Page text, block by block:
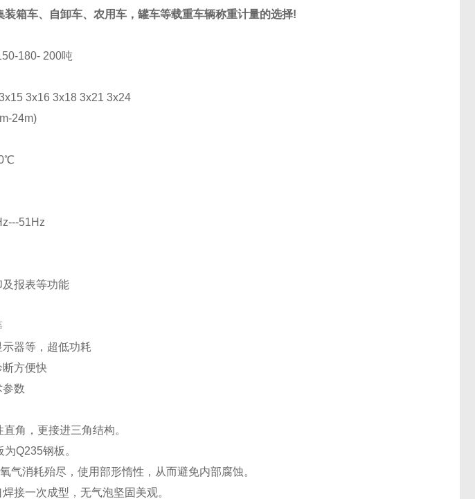
箱车、自卸车、农用车，罐车等载重车辆称重计量的选择!
180- 200吨
3x16 3x18 3x21 3x24
24m)
℃
51Hz
报表等功能
器等，超低功耗
断方便快
数
直角，更接进三角结构。
为Q235钢板。
气消耗殆尽，使用部形惰性，从而避免内部腐蚀。
接一次成型，无气泡坚固美观。